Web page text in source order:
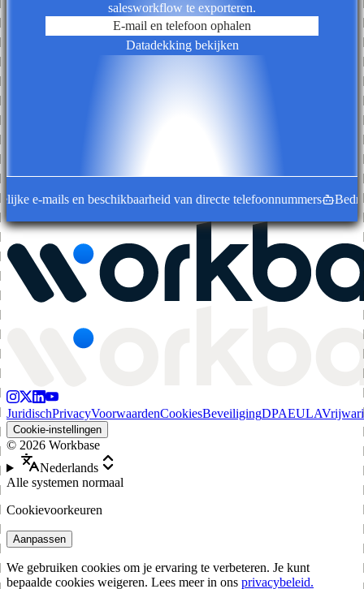
salesworkflow te exporteren.
E-mail en telefoon ophalen
Datadekking bekijken
e-mails en beschikbaarheid van directe telefoonnummers
JuridischPrivacyVoorwaardenCookiesBeveiligingDPAEULA
Cookie-instellingen
© 2026 Workbase
Nederlands
Alle systemen normaal
Cookievoorkeuren
Aanpassen
We gebruiken cookies om je ervaring te verbeteren. Je kunt
bepaalde cookies weigeren. Lees meer in ons privacybeleid.